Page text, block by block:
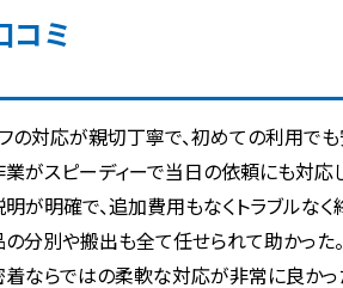
コミ
の対応が親切丁寧で、初めての利用でも
がスピーディーで当日の依頼にも対応
が明確で、追加費用もなくトラブルなく
分別や搬出も全て任せられて助かった。
ならではの柔軟な対応が非常に良かっ